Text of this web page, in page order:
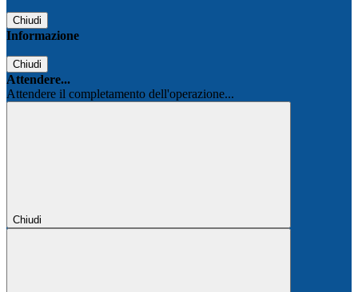
Chiudi
Informazione
Chiudi
Attendere...
Attendere il completamento dell'operazione...
Chiudi